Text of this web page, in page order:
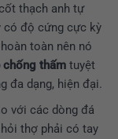
thạch anh tự
có độ cứng cực kỳ
toàn nên nó
chống thấmtuyệt
đa dạng, hiện đại.
với các dòng đá
thợ phải có tay